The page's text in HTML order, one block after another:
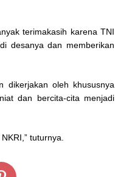
terimakasih karena TNI
desanya dan memberikan
dikerjakan oleh khususnya
dan bercita-cita menjadi
tuturnya.